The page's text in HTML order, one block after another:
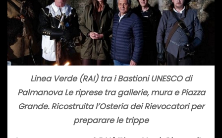
Linea Verde (RAI) tra i Bastioni UNESCO di
Palmanova Le riprese tra gallerie, mura e Piazza
Grande. Ricostruita l’Osteria dei Rievocatori per
preparare le trippe